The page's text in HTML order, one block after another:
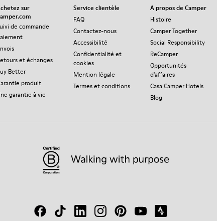
sur
de commande
et échanges
Better
produit
garantie à vie
Service clientèle
FAQ
Contactez-nous
Accessibilité
Confidentialité et
cookies
Mention légale
Termes et conditions
A propos de Camper
Histoire
Camper Together
Social Responsibility
ReCamper
Opportunités
d'affaires
Casa Camper Hotels
Blog